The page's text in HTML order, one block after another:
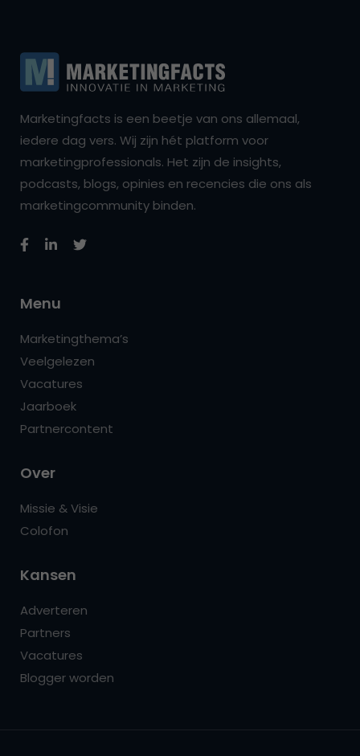
Marketingfacts is een beetje van ons allemaal,
iedere dag vers. Wij zijn hét platform voor
marketingprofessionals. Het zijn de insights,
podcasts, blogs, opinies en recencies die ons als
marketingcommunity binden.
Menu
Marketingthema’s
Veelgelezen
Vacatures
Jaarboek
Partnercontent
Over
Missie & Visie
Colofon
Kansen
Adverteren
Partners
Vacatures
Blogger worden